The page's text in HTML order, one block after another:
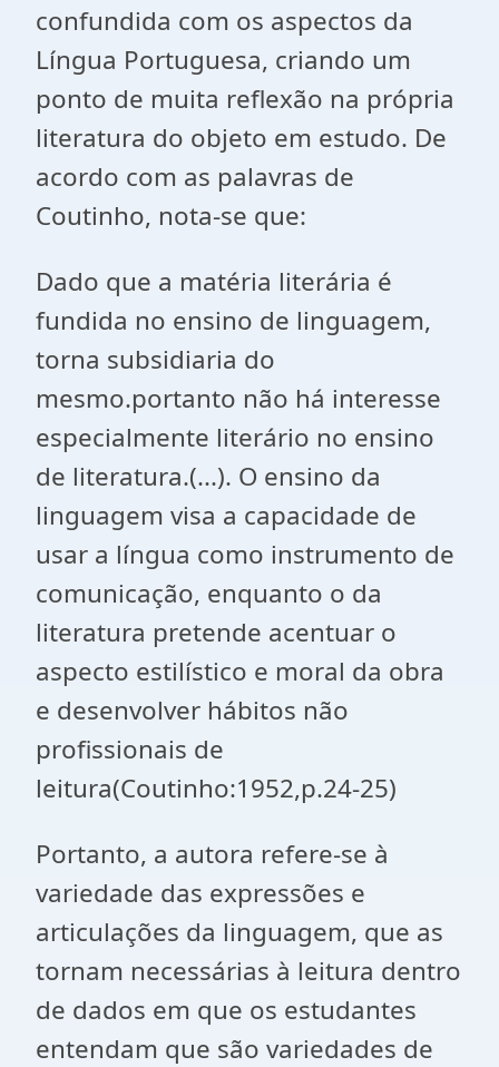
confundida com os aspectos da
Língua Portuguesa, criando um
ponto de muita reflexão na própria
literatura do objeto em estudo. De
acordo com as palavras de
Coutinho, nota-se que:
Dado que a matéria literária é
fundida no ensino de linguagem,
torna subsidiaria do
mesmo.portanto não há interesse
especialmente literário no ensino
de literatura.(...). O ensino da
linguagem visa a capacidade de
usar a língua como instrumento de
comunicação, enquanto o da
literatura pretende acentuar o
aspecto estilístico e moral da obra
e desenvolver hábitos não
profissionais de
leitura(Coutinho:1952,p.24-25)
Portanto, a autora refere-se à
variedade das expressões e
articulações da linguagem, que as
tornam necessárias à leitura dentro
de dados em que os estudantes
entendam que são variedades de